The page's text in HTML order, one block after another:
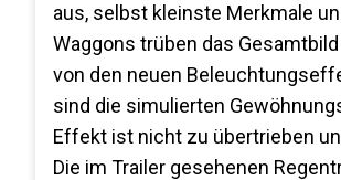
aus, selbst kleinste Merkmale
Waggons trüben das
von den neuen
sind die simulierten
Effekt ist nicht zu übertrieben
Die im Trailer gesehenen